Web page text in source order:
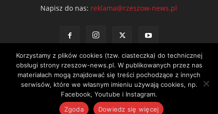
Napisz do nas: reklama@rzeszow-news.pl
Kontakt Polityka prywatności Regulamin portalu
© NEWS Sp. z o.o. - wydawca portalu Rzeszów News. Wszystkie prawa
zastrzeżone. Tel.: 601 97 55 30
Korzystamy z plików cookies (tzw. ciasteczka) do technicznej
obsługi strony rzeszow-news.pl. W publikowanych przez nas
materiałach mogą znajdować się treści pochodzące z innych
serwisów, które we własnym imieniu używają cookies, np.
Facebook, Youtube i Instagram.
Zgoda
Dowiedz się więcej